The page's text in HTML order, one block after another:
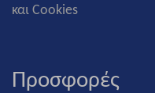
και Cookies
Προσφορές